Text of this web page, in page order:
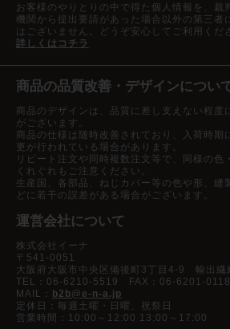
お客様のやりとりの中で得た個人情報を、裁
機関から提出要請があった場合以外の第三者
はございません。どうぞ安心してご利用くだ
詳しくはコチラ
商品の品質改善・デザインについ
商品のデザインは、品質に差し支えない程度
がございます。
商品の仕様は随時改善されており、入荷時期
更が行われている場合があります。
リピート注文や同時複数注文等で、同様の色
くれぐれもご注意ください。
生産国、各部品、ねじカバー等の色や形、縫
どに若干の誤差がある場合がございます。
運営会社について
株式会社イーナ
〒541-0051
大阪府大阪市中央区備後町3丁目4-9 輸出繊
TEL：06-6210-5519 FAX：06-6201-0118
MAIL： b2b@e-n-a.jp
定休日：毎週土曜・日曜、祝祭日
営業時間：10:00～12:00 13:00～17:00